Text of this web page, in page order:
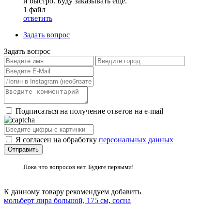
1 файл
ответить
Задать вопрос
Задать вопрос
Подписаться на получение ответов на e-mail
Я согласен на обработку персональных данных
Пока что вопросов нет. Будьте первыми!
К данному товару рекомендуем добавить
мольберт лира большой, 175 см, сосна